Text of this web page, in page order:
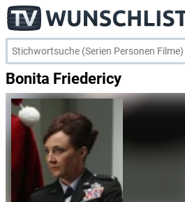
Bonita Friedericy